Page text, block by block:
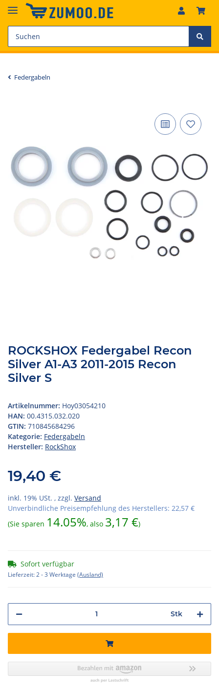
Federgabeln
ROCKSHOX Federgabel Recon
Silver A1-A3 2011-2015 Recon
Silver S
Artikelnummer: Hoy03054210
HAN: 00.4315.032.020
GTIN: 710845684296
Kategorie: Federgabeln
Hersteller: RockShox
19,40 €
inkl. 19% USt. , zzgl. Versand
Unverbindliche Preisempfehlung des Herstellers: 22,57 €
(Sie sparen 14.05%, also 3,17 €)
Sofort verfügbar
Lieferzeit:2 - 3 Werktage (Ausland)
Stk